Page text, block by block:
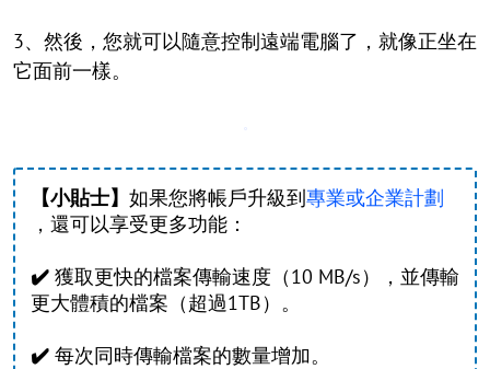
3、然後，您就可以隨意控制遠端電腦了，就像正坐在
它面前一樣。
【小貼士】 如果您將帳戶升級到專業或企業計劃
，還可以享受更多功能：
✔️ 獲取更快的檔案傳輸速度（10 MB/s），並傳輸
更大體積的檔案（超過1TB）。
✔️ 每次同時傳輸檔案的數量增加。